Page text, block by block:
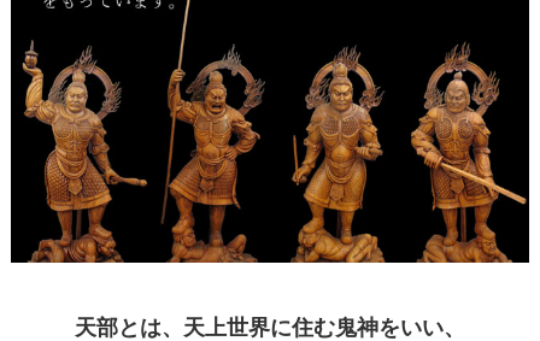
天部とは、天上世界に住む鬼神をいい、